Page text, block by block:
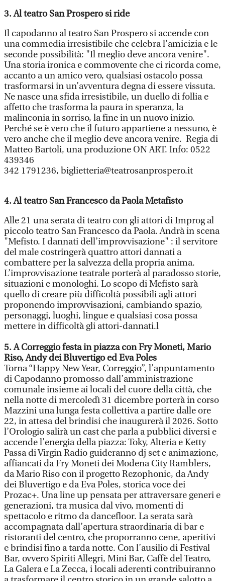
3. Al teatro San Prospero si ride
Il capodanno al teatro San Prospero si accende con
una commedia irresistibile che celebra l’amicizia e le
seconde possibilità: "Il meglio deve ancora venire".
Una storia ironica e commovente che ci ricorda come,
accanto a un amico vero, qualsiasi ostacolo possa
trasformarsi in un’avventura degna di essere vissuta.
Ne nasce una sfida irresistibile, un duello di follia e
affetto che trasforma la paura in speranza, la
malinconia in sorriso, la fine in un nuovo inizio.
Perché se è vero che il futuro appartiene a nessuno, è
vero anche che il meglio deve ancora venire. Regia di
Matteo Bartoli, una produzione ON ART. Info: 0522
439346
342 1791236, biglietteria@teatrosanprospero.it
4. Al teatro San Francesco da Paola Metafisto
Alle 21 una serata di teatro con gli attori di Improg al
piccolo teatro San Francesco da Paola. Andrà in scena
"Mefisto. I dannati dell’improvvisazione" : il servitore
del male costringerà quattro attori dannati a
combattere per la salvezza della propria anima.
L’improvvisazione teatrale porterà al paradosso storie,
situazioni e monologhi. Lo scopo di Mefisto sarà
quello di creare più difficoltà possibili agli attori
proponendo improvvisazioni, cambiando spazio,
personaggi, luoghi, lingue e qualsiasi cosa possa
mettere in difficoltà gli attori-dannati.l
5. A Correggio festa in piazza con Fry Moneti, Mario
Riso, Andy dei Bluvertigo ed Eva Poles
Torna “Happy New Year, Correggio”, l’appuntamento
di Capodanno promosso dall’amministrazione
comunale insieme ai locali del cuore della città, che
nella notte di mercoledì 31 dicembre porterà in corso
Mazzini una lunga festa collettiva a partire dalle ore
22, in attesa del brindisi che inaugurerà il 2026. Sotto
l’Orologio salirà un cast che parla a pubblici diversi e
accende l’energia della piazza: Toky, Alteria e Ketty
Passa di Virgin Radio guideranno dj set e animazione,
affiancati da Fry Moneti dei Modena City Ramblers,
da Mario Riso con il progetto Rezophonic, da Andy
dei Bluvertigo e da Eva Poles, storica voce dei
Prozac+. Una line up pensata per attraversare generi e
generazioni, tra musica dal vivo, momenti di
spettacolo e ritmo da dancefloor. La serata sarà
accompagnata dall’apertura straordinaria di bar e
ristoranti del centro, che proporranno cene, aperitivi
e brindisi fino a tarda notte. Con l’ausilio di Festival
Bar, ovvero Spiriti Allegri, Mini Bar, Caffè del Teatro,
La Galera e La Zecca, i locali aderenti contribuiranno